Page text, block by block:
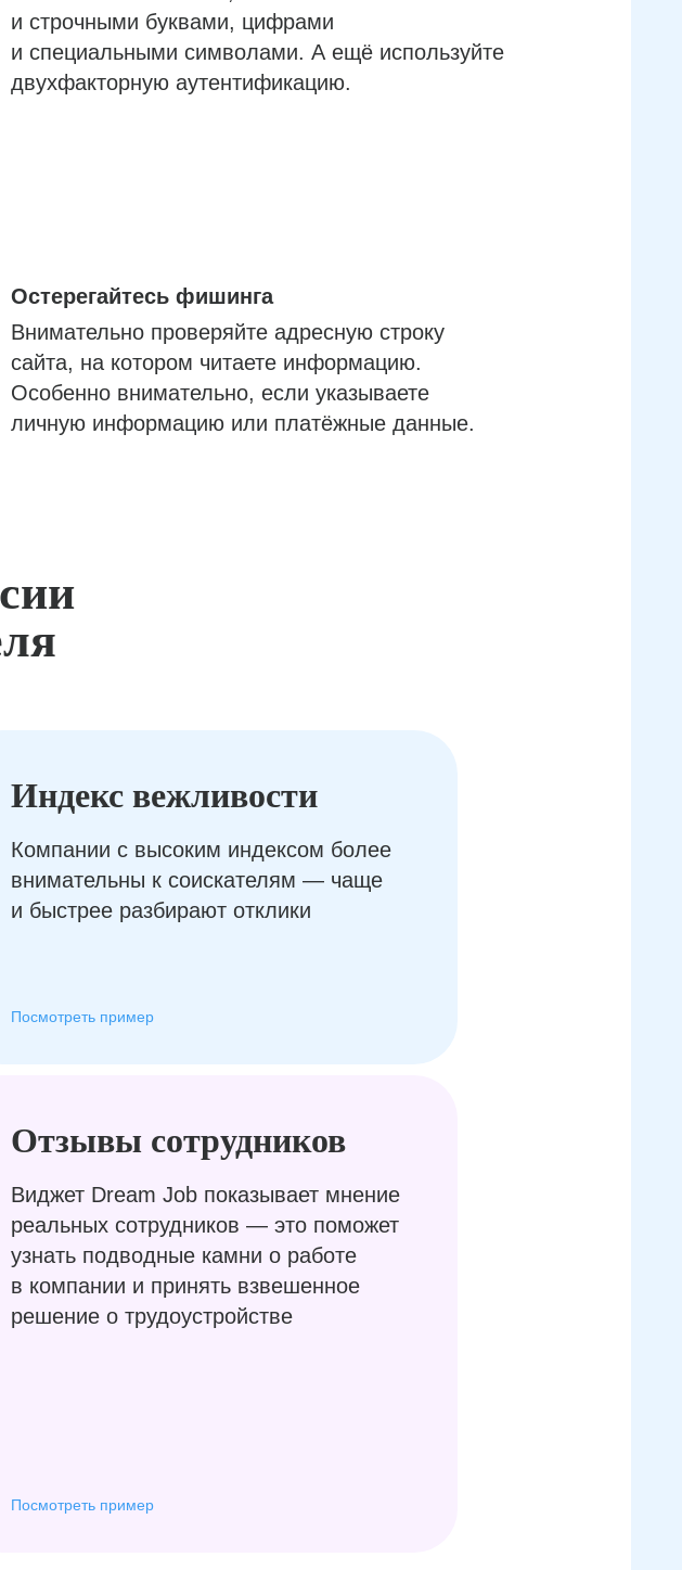
и строчными буквами, цифрами
и специальными символами. А ещё используйте
двухфакторную аутентификацию.
Остерегайтесь фишинга
Внимательно проверяйте адресную строку
сайта, на котором читаете информацию.
Особенно внимательно, если указываете
личную информацию или платёжные данные.
Отзывы сотрудников
Виджет Dream Job показывает мнение
реальных сотрудников — это поможет
узнать подводные камни о работе
в компании и принять взвешенное
решение о трудоустройстве
Посмотреть пример
Индекс вежливости
Компании с высоким индексом более
внимательны к соискателям — чаще
и быстрее разбирают отклики
Посмотреть пример